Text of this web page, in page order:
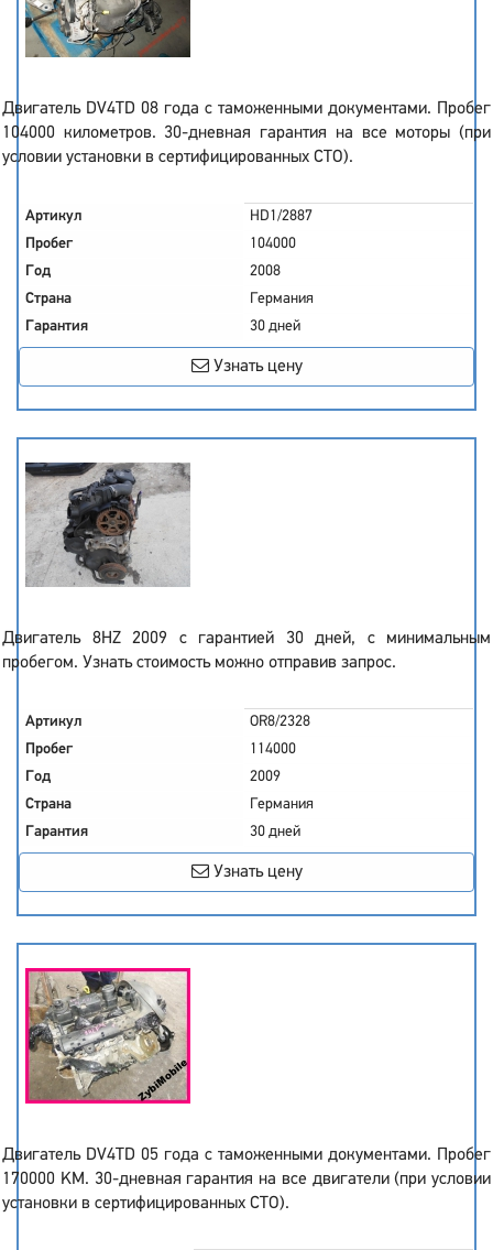
Двигатель DV4TD 08 года с таможенными документами. Пробег
104000 километров. 30-дневная гарантия на все моторы (при
условии установки в сертифицированных СТО).
Артикул
HD1/2887
Пробег
104000
Год
2008
Страна
Германия
Гарантия
30 дней
Узнать цену
Двигатель 8HZ 2009 с гарантией 30 дней, с минимальным
пробегом. Узнать стоимость можно отправив запрос.
Артикул
OR8/2328
Пробег
114000
Год
2009
Страна
Германия
Гарантия
30 дней
Узнать цену
Двигатель DV4TD 05 года с таможенными документами. Пробег
170000 KM. 30-дневная гарантия на все двигатели (при условии
установки в сертифицированных СТО).